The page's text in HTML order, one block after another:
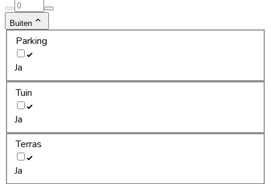
Buiten
Parking
Ja
Tuin
Ja
Terras
Ja